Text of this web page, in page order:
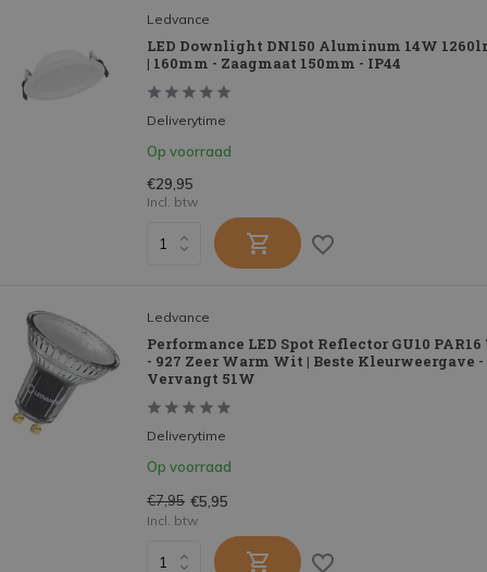
Ledvance
LED Downlight DN150 Aluminum 14W
| 160mm - Zaagmaat 150mm - IP44
Deliverytime
Op voorraad
€29,95
Incl. btw
Ledvance
Performance LED Spot Reflector GU10
- 927 Zeer Warm Wit | Beste Kleurweergave
Vervangt 51W
Deliverytime
Op voorraad
€7,95 €5,95
Incl. btw